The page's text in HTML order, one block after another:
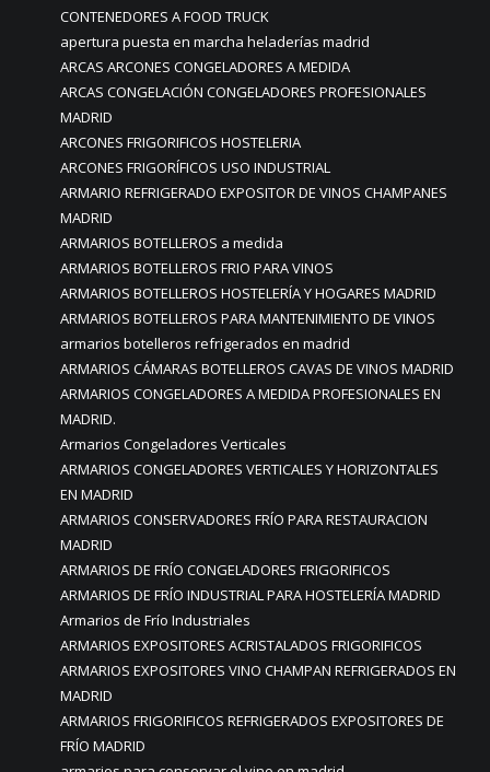
CONTENEDORES A FOOD TRUCK
apertura puesta en marcha heladerías madrid
ARCAS ARCONES CONGELADORES A MEDIDA
ARCAS CONGELACIÓN CONGELADORES PROFESIONALES
MADRID
ARCONES FRIGORIFICOS HOSTELERIA
ARCONES FRIGORÍFICOS USO INDUSTRIAL
ARMARIO REFRIGERADO EXPOSITOR DE VINOS CHAMPANES
MADRID
ARMARIOS BOTELLEROS a medida
ARMARIOS BOTELLEROS FRIO PARA VINOS
ARMARIOS BOTELLEROS HOSTELERÍA Y HOGARES MADRID
ARMARIOS BOTELLEROS PARA MANTENIMIENTO DE VINOS
armarios botelleros refrigerados en madrid
ARMARIOS CÁMARAS BOTELLEROS CAVAS DE VINOS MADRID
ARMARIOS CONGELADORES A MEDIDA PROFESIONALES EN
MADRID.
Armarios Congeladores Verticales
ARMARIOS CONGELADORES VERTICALES Y HORIZONTALES
EN MADRID
ARMARIOS CONSERVADORES FRÍO PARA RESTAURACION
MADRID
ARMARIOS DE FRÍO CONGELADORES FRIGORIFICOS
ARMARIOS DE FRÍO INDUSTRIAL PARA HOSTELERÍA MADRID
Armarios de Frío Industriales
ARMARIOS EXPOSITORES ACRISTALADOS FRIGORIFICOS
ARMARIOS EXPOSITORES VINO CHAMPAN REFRIGERADOS EN
MADRID
ARMARIOS FRIGORIFICOS REFRIGERADOS EXPOSITORES DE
FRÍO MADRID